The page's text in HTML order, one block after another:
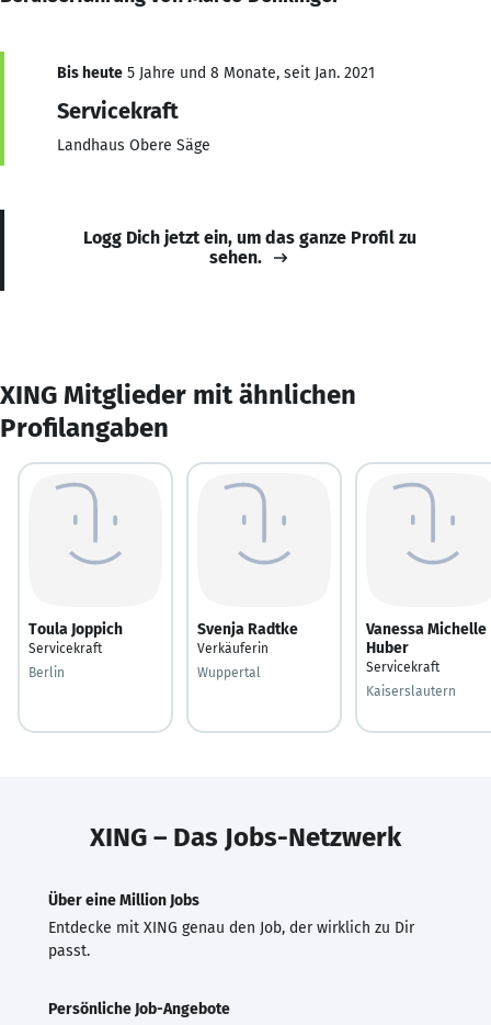
Bis heute 5 Jahre und 8 Monate, seit Jan. 2021
Servicekraft
Landhaus Obere Säge
Logg Dich jetzt ein, um das ganze Profil zu
sehen.
XING Mitglieder mit ähnlichen
Profilangaben
Toula Joppich
Servicekraft
Berlin
Svenja Radtke
Verkäuferin
Wuppertal
Vanessa Michelle
Huber
Servicekraft
Kaiserslautern
XING – Das Jobs-Netzwerk
Über eine Million Jobs
Entdecke mit XING genau den Job, der wirklich zu Dir
passt.
Persönliche Job-Angebote